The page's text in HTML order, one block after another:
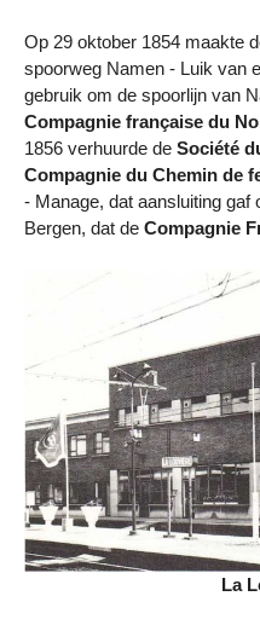
Op 29 oktober 1854 maakte
spoorweg Namen - Luik van
gebruik om de spoorlijn van
Compagnie française du
1856 verhuurde de Société
Compagnie du Chemin de
- Manage, dat aansluiting gaf
Bergen, dat de Compagnie
La